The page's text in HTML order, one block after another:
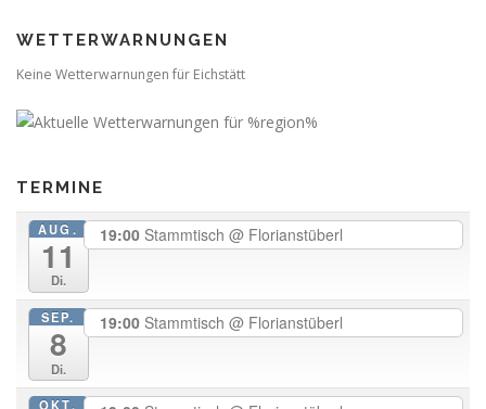
WETTERWARNUNGEN
Keine Wetterwarnungen für Eichstätt
TERMINE
AUG.
11
Di.
19:00 Stammtisch @ Florianstüberl
SEP.
8
Di.
19:00 Stammtisch @ Florianstüberl
OKT.